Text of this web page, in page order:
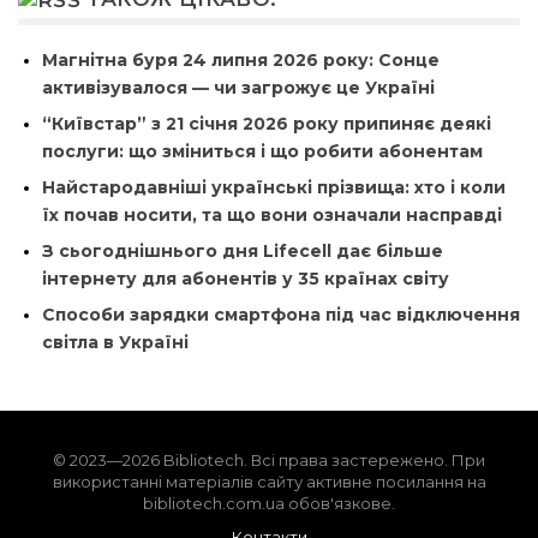
Магнітна буря 24 липня 2026 року: Сонце
активізувалося — чи загрожує це Україні
“Київстар” з 21 січня 2026 року припиняє деякі
послуги: що зміниться і що робити абонентам
Найстародавніші українські прізвища: хто і коли
їх почав носити, та що вони означали насправді
З сьогоднішнього дня Lifecell дає більше
інтернету для абонентів у 35 країнах світу
Способи зарядки смартфона під час відключення
світла в Україні
© 2023—2026 Bibliotech. Всі права застережено. При
використанні матеріалів сайту активне посилання на
bibliotech.com.ua обов'язкове.